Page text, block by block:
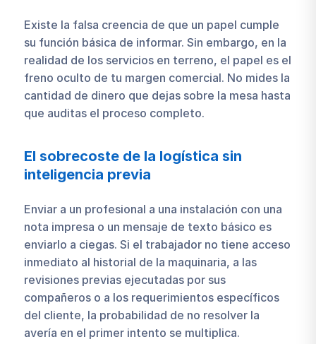
Existe la falsa creencia de que un papel cumple
su función básica de informar. Sin embargo, en la
realidad de los servicios en terreno, el papel es el
freno oculto de tu margen comercial. No mides la
cantidad de dinero que dejas sobre la mesa hasta
que auditas el proceso completo.
El sobrecoste de la logística sin
inteligencia previa
Enviar a un profesional a una instalación con una
nota impresa o un mensaje de texto básico es
enviarlo a ciegas. Si el trabajador no tiene acceso
inmediato al historial de la maquinaria, a las
revisiones previas ejecutadas por sus
compañeros o a los requerimientos específicos
del cliente, la probabilidad de no resolver la
avería en el primer intento se multiplica.